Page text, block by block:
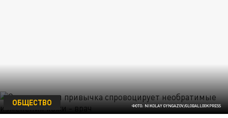
ФОТО: NIKOLAY GYNGAZOV/GLOBALLOOKPRESS
ОБЩЕСТВО